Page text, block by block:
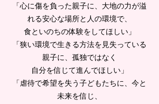
「心に傷を負った親子に、大地の力が溢
れる安心な場所と人の環境で、
食といのちの体験をしてほしい」
「狭い環境で生きる方法を見失っている
親子に、孤独ではなく
自分を信じて進んでほしい」
「 ​虐待で希望を失う子どもたちに、今と
未来を信じ、